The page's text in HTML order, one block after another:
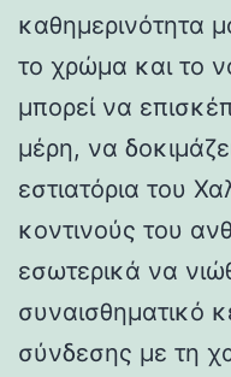
καθημερινότητα
το χρώμα και το
μπορεί να
μέρη, να
εστιατόρια του
κοντινούς του
εσωτερικά να
συναισθηματικό
σύνδεσης με τη